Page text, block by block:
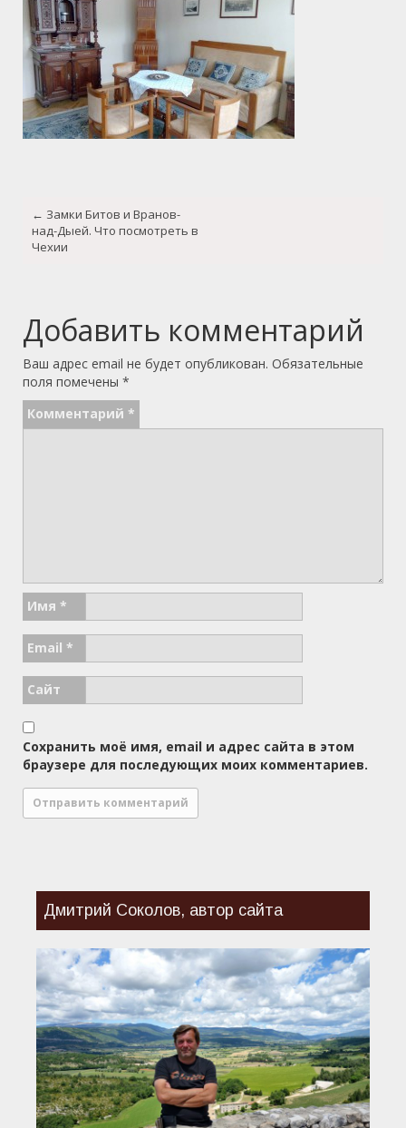
navigation
← Замки Битов и Вранов-
над-Дыей. Что посмотреть в
Чехии
Добавить комментарий
Ваш адрес email не будет опубликован. Обязательные
поля помечены *
Комментарий *
Имя *
Email *
Сайт
Сохранить моё имя, email и адрес сайта в этом
браузере для последующих моих комментариев.
Дмитрий Соколов, автор сайта